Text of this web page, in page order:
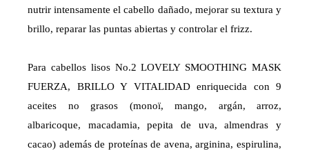
nutrir intensamente el cabello dañado, mejorar su textura y
brillo, reparar las puntas abiertas y controlar el frizz.
Para cabellos lisos No.2 LOVELY SMOOTHING MASK
FUERZA, BRILLO Y VITALIDAD enriquecida con 9
aceites no grasos (monoï, mango, argán, arroz,
albaricoque, macadamia, pepita de uva, almendras y
cacao) además de proteínas de avena, arginina, espirulina,